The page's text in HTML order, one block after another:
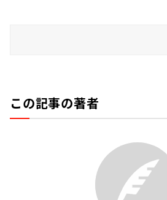
この記事の著者